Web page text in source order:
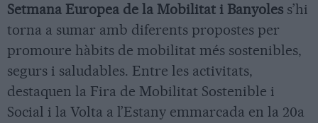
Setmana Europea de la Mobilitat i Banyoles s’hi
torna a sumar amb diferents propostes per
promoure hàbits de mobilitat més sostenibles,
segurs i saludables. Entre les activitats,
destaquen la Fira de Mobilitat Sostenible i
Social i la Volta a l’Estany emmarcada en la 20a